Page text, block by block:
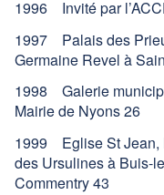
1996 Invité par
1997 Palais des
Germaine Revel à
1998 Galerie
Mairie de Nyons 26
1999 Eglise St Jean,
des Ursulines à Buis-
Commentry 43